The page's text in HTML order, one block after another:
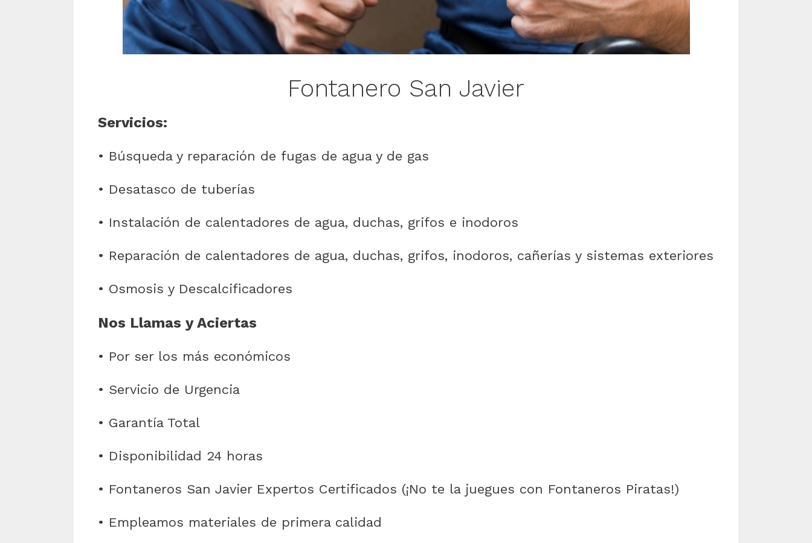
Fontanero San Javier
Servicios:
• Búsqueda y reparación de fugas de agua y de gas
• Desatasco de tuberías
• Instalación de calentadores de agua, duchas, grifos e inodoros
• Reparación de calentadores de agua, duchas, grifos, inodoros, cañerías y sistemas exteriores
• Osmosis y Descalcificadores
Nos Llamas y Aciertas
• Por ser los más económicos
• Servicio de Urgencia
• Garantía Total
• Disponibilidad 24 horas
• Fontaneros San Javier Expertos Certificados (¡No te la juegues con Fontaneros Piratas!)
• Empleamos materiales de primera calidad